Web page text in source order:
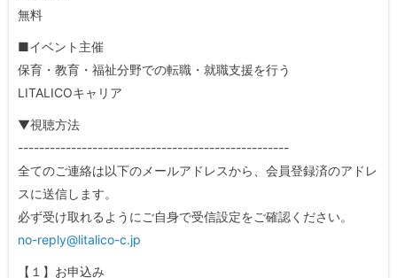
無料
■イベント主催
保育・教育・福祉分野での転職・就職支援を行う
LITALICOキャリア
▼視聴方法
---------------------------------------------------
全てのご連絡は以下のメールアドレスから、会員登録済のアドレ
スに送信します。
必ず受け取れるようにご自身で受信設定をご確認ください。
no-reply@litalico-c.jp
【１】お申込み